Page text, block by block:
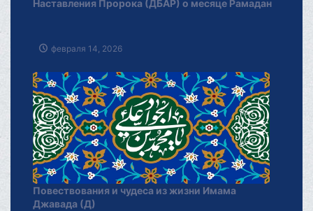
Наставления Пророка (ДБАР) о месяце Рамадан
февраля 14, 2026
Повествования и чудеса из жизни Имама
Джавада (Д)